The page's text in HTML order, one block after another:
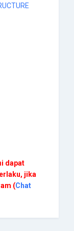
dapat
jika
(Chat